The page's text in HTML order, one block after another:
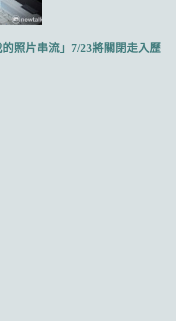
照片串流」7/23將關閉走入歷